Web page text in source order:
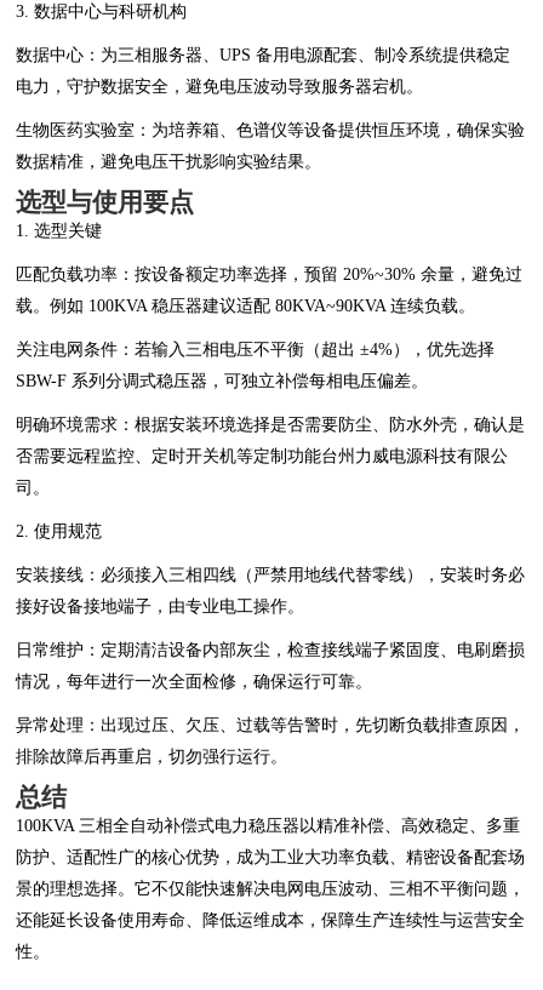
3. 数据中心与科研机构
数据中心：为三相服务器、UPS 备用电源配套、制冷系统提供稳定
电力，守护数据安全，避免电压波动导致服务器宕机。
生物医药实验室：为培养箱、色谱仪等设备提供恒压环境，确保实验
数据精准，避免电压干扰影响实验结果。
选型与使用要点
1. 选型关键
匹配负载功率：按设备额定功率选择，预留 20%~30% 余量，避免过
载。例如 100KVA 稳压器建议适配 80KVA~90KVA 连续负载。
关注电网条件：若输入三相电压不平衡（超出 ±4%），优先选择
SBW-F 系列分调式稳压器，可独立补偿每相电压偏差。
明确环境需求：根据安装环境选择是否需要防尘、防水外壳，确认是
否需要远程监控、定时开关机等定制功能台州力威电源科技有限公
司。
2. 使用规范
安装接线：必须接入三相四线（严禁用地线代替零线），安装时务必
接好设备接地端子，由专业电工操作。
日常维护：定期清洁设备内部灰尘，检查接线端子紧固度、电刷磨损
情况，每年进行一次全面检修，确保运行可靠。
异常处理：出现过压、欠压、过载等告警时，先切断负载排查原因，
排除故障后再重启，切勿强行运行。
总结
100KVA 三相全自动补偿式电力稳压器以精准补偿、高效稳定、多重
防护、适配性广的核心优势，成为工业大功率负载、精密设备配套场
景的理想选择。它不仅能快速解决电网电压波动、三相不平衡问题，
还能延长设备使用寿命、降低运维成本，保障生产连续性与运营安全
性。